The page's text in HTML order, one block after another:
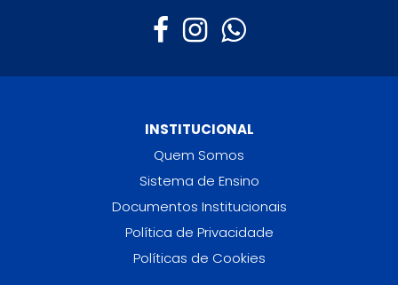
INSTITUCIONAL
Quem Somos
Sistema de Ensino
Documentos Institucionais
Política de Privacidade
Políticas de Cookies